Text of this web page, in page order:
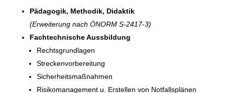
Pädagogik, Methodik, Didaktik
(Erweiterung nach ÖNORM S-2417-3)
Fachtechnische Aussbildung
Rechtsgrundlagen
Streckenvorbereitung
Sicherheitsmaßnahmen
Risikomanagement u. Erstellen von Notfallsplänen